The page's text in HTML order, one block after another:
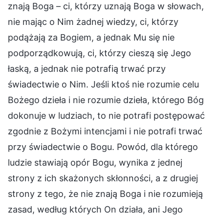
znają Boga – ci, którzy uznają Boga w słowach,
nie mając o Nim żadnej wiedzy, ci, którzy
podążają za Bogiem, a jednak Mu się nie
podporządkowują, ci, którzy cieszą się Jego
łaską, a jednak nie potrafią trwać przy
świadectwie o Nim. Jeśli ktoś nie rozumie celu
Bożego dzieła i nie rozumie dzieła, którego Bóg
dokonuje w ludziach, to nie potrafi postępować
zgodnie z Bożymi intencjami i nie potrafi trwać
przy świadectwie o Bogu. Powód, dla którego
ludzie stawiają opór Bogu, wynika z jednej
strony z ich skażonych skłonności, a z drugiej
strony z tego, że nie znają Boga i nie rozumieją
zasad, według których On działa, ani Jego